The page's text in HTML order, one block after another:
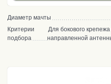
Диаметр мачты
Критерии
подбора
Для бокового
направленной